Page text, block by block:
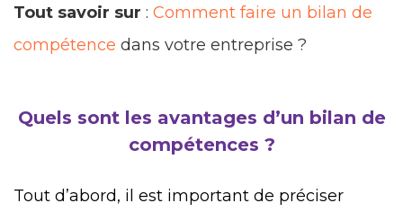
Tout savoir sur : Comment faire un bilan de
compétence dans votre entreprise ?
Quels sont les avantages d’un bilan de
compétences ?
Tout d’abord, il est important de préciser